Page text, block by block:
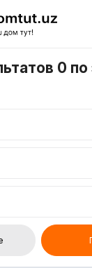
0 по